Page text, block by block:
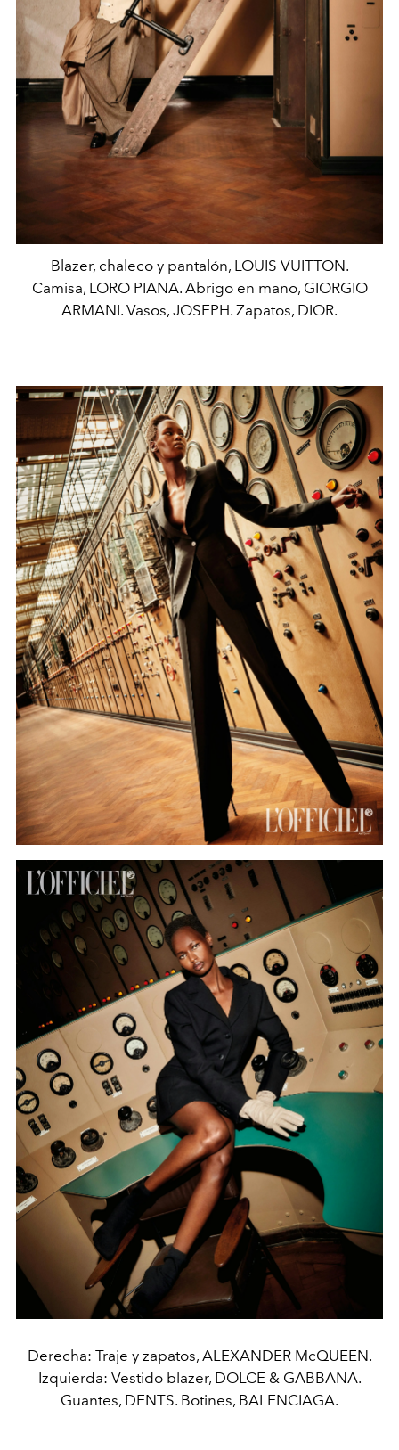
Blazer, chaleco y pantalón, LOUIS VUITTON.
Camisa, LORO PIANA. Abrigo en mano, GIORGIO
ARMANI. Vasos, JOSEPH. Zapatos, DIOR.
Derecha: Traje y zapatos, ALEXANDER McQUEEN.
Izquierda: Vestido blazer, DOLCE & GABBANA.
Guantes, DENTS. Botines, BALENCIAGA.